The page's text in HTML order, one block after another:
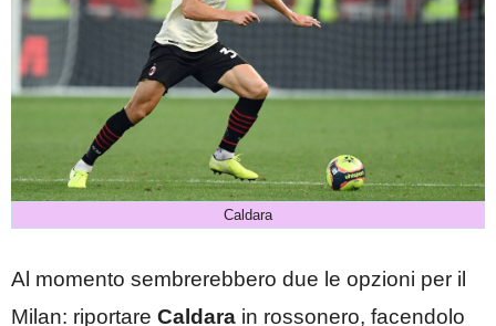
Caldara
Al momento sembrerebbero due le opzioni per il
Milan: riportare Caldara in rossonero, facendolo